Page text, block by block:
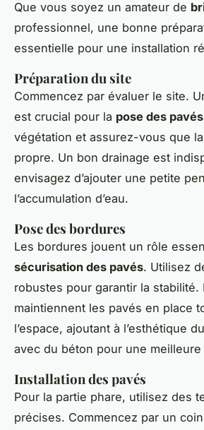
Que vous soyez un amateur de
professionnel, une bonne
essentielle pour une installation
Préparation du site
Commencez par évaluer le site.
est crucial pour la pose des pavés
végétation et assurez-vous que
propre. Un bon drainage est
envisagez d’ajouter une petite
l’accumulation d’eau.
Pose des bordures
Les bordures jouent un rôle
sécurisation des pavés. Utilisez
robustes pour garantir la stabilité.
maintiennent les pavés en place
l’espace, ajoutant à l’esthétique
avec du béton pour une
Installation des pavés
Pour la partie phare, utilisez des
précises. Commencez par un